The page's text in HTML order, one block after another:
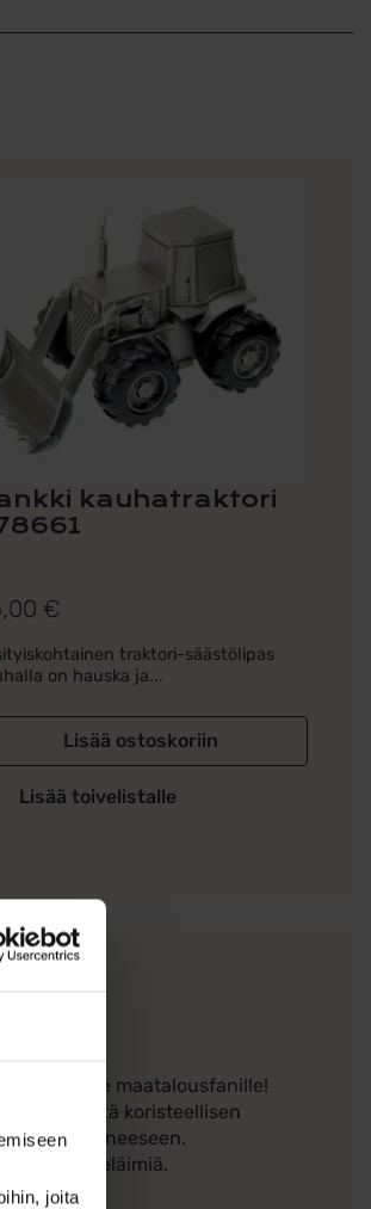
joita
pienelle maatalousfanille!
että koristeellisen
esineeseen.
ja eläimiä.
kauhatraktori
€
traktori-säästölipas
on hauska ja...
Lisää ostoskoriin
Lisää toivelistalle